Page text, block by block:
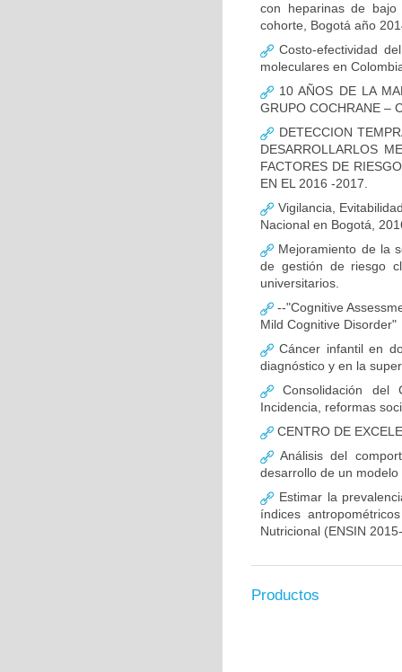
con heparinas de
cohorte, Bogotá año
Costo-efectividad
moleculares en
10 AÑOS DE LA
GRUPO COCHRANE –
DETECCION
DESARROLLARLOS
FACTORES DE
EN EL 2016 -2017.
Vigilancia,
Nacional en Bogotá,
Mejoramiento de la
de gestión de riesgo
universitarios.
--"Cognitive
Mild Cognitive Disorder"
Cáncer infantil en
diagnóstico y en la
Consolidación del
Incidencia, reformas
CENTRO DE
Análisis del
desarrollo de un
Estimar la
índices
Nutricional (ENSIN
Productos